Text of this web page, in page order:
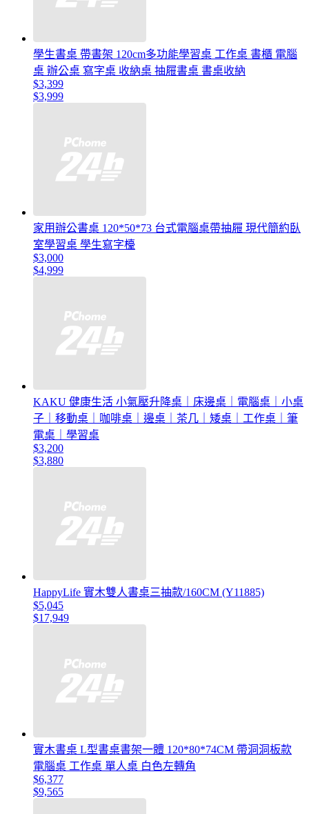
學生書桌 帶書架 120cm多功能學習桌 工作桌 書櫃 電腦
桌 辦公桌 寫字桌 收納桌 抽屜書桌 書桌收納
$3,399
$3,999
家用辦公書桌 120*50*73 台式電腦桌帶抽屜 現代簡約臥
室學習桌 學生寫字檯
$3,000
$4,999
KAKU 健康生活 小氣壓升降桌｜床邊桌｜電腦桌｜小桌
子｜移動桌｜咖啡桌｜邊桌｜茶几｜矮桌｜工作桌｜筆
電桌｜學習桌
$3,200
$3,880
HappyLife 實木雙人書桌三抽款/160CM (Y11885)
$5,045
$17,949
實木書桌 L型書桌書架一體 120*80*74CM 帶洞洞板款
電腦桌 工作桌 單人桌 白色左轉角
$6,377
$9,565